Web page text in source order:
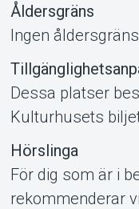
Åldersgräns
Ingen åldersgräns
Dessa platser
Kulturhusets
Hörslinga
För dig som är i
rekommenderar